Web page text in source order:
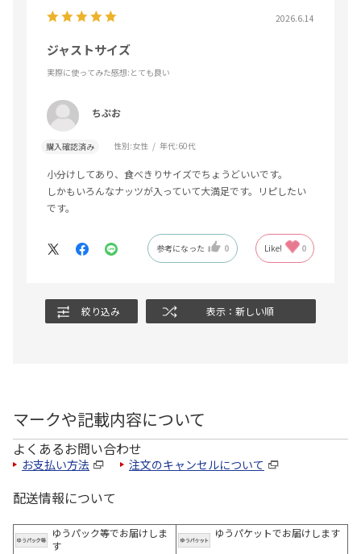
2026.6.14
ジャストサイズ
実際に使ってみた感想:とても良い
ちぷお
購入確認済み 性別:女性 年代:60代
小分けしてあり、食べきりサイズでちょうどいいです。
しかもいろんなナッツが入っていて大満足です。リピしたい
です。
参考になった 0 Like! 0
絞り込み 表示：新しい順
マークや記載内容について
よくあるお問い合わせ
お支払い方法 注文のキャンセルについて
配送情報について
ゆうパック等でお届けしま
す
ゆうパケットでお届けします